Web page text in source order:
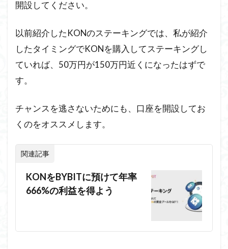
開設してください。
以前紹介したKONのステーキングでは、私が紹介
したタイミングでKONを購入してステーキングし
ていれば、50万円が150万円近くになったはずで
す。
チャンスを逃さないためにも、口座を開設してお
くのをオススメします。
関連記事
KONをBYBITに預けて年率
666%の利益を得よう